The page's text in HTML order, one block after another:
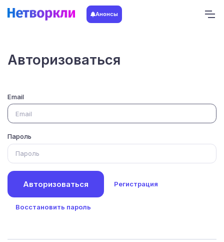
Анонсы
Авторизоваться
Email
Пароль
Авторизоваться Регистрация
Восстановить пароль